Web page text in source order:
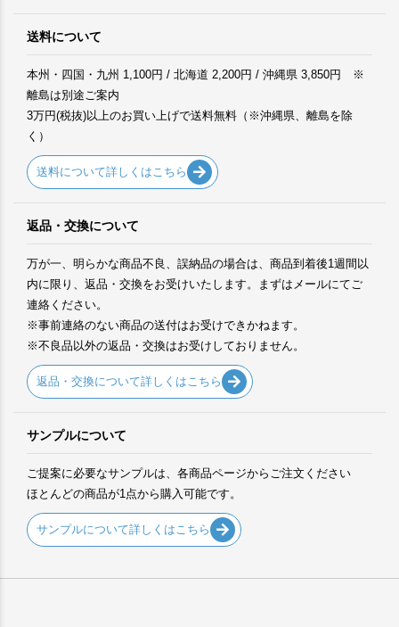
送料について
本州・四国・九州 1,100円 / 北海道 2,200円 / 沖縄県 3,850円 ※
離島は別途ご案内
3万円(税抜)以上のお買い上げで送料無料（※沖縄県、離島を除
く）
送料について詳しくはこちら
返品・交換について
万が一、明らかな商品不良、誤納品の場合は、商品到着後1週間以
内に限り、返品・交換をお受けいたします。まずはメールにてご
連絡ください。
※事前連絡のない商品の送付はお受けできかねます。
※不良品以外の返品・交換はお受けしておりません。
返品・交換について詳しくはこちら
サンプルについて
ご提案に必要なサンプルは、各商品ページからご注文ください
ほとんどの商品が1点から購入可能です。
サンプルについて詳しくはこちら